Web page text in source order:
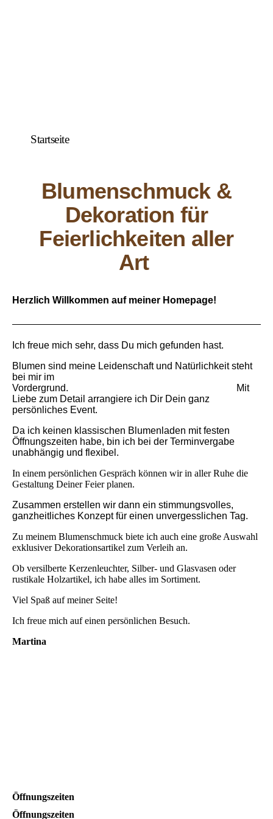
Startseite
Blumenschmuck &
Dekoration für
Feierlichkeiten aller
Art
Herzlich Willkommen auf meiner Homepage!
Ich freue mich sehr, dass Du mich gefunden hast.
Blumen sind meine Leidenschaft und Natürlichkeit steht
bei mir im
Vordergrund.
Mit
Liebe zum Detail arrangiere ich Dir Dein ganz
persönliches Event.
Da ich keinen klassischen Blumenladen mit festen
Öffnungszeiten habe, bin ich bei der Terminvergabe
unabhängig und flexibel.
In einem persönlichen Gespräch können wir in aller Ruhe die
Gestaltung Deiner Feier planen.
Zusammen erstellen wir dann ein stimmungsvolles,
ganzheitliches Konzept für einen unvergesslichen Tag.
Zu meinem Blumenschmuck biete ich auch eine große Auswahl
exklusiver Dekorationsartikel zum Verleih an.
Ob versilberte Kerzenleuchter, Silber- und Glasvasen oder
rustikale Holzartikel, ich habe alles im Sortiment.
Viel Spaß auf meiner Seite!
Ich freue mich auf einen persönlichen Besuch.
Martina
Öffnungszeiten
Öffnungszeiten